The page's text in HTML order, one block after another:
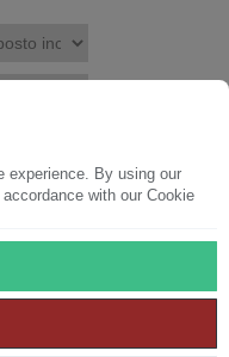
experience. By using our
with our Cookie
DE DESEJOS (0)
(0)